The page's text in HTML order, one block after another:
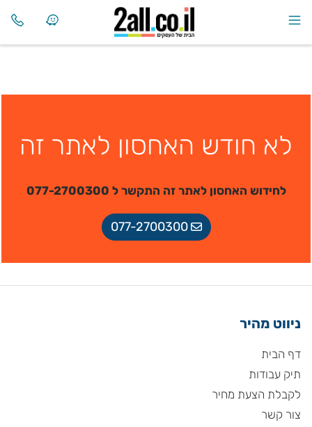
לא חודש האחסון לאתר זה
לחידוש האחסון לאתר זה התקשר ל 077-2700300
077-2700300
ניווט מהיר
דף הבית
תיק עבודות
לקבלת הצעת מחיר
צור קשר